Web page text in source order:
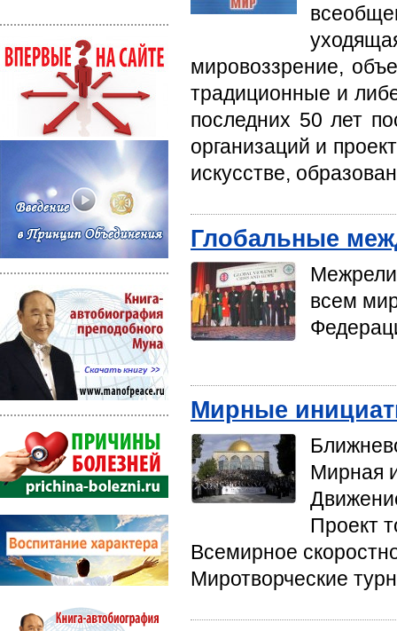
мировоззрение,
традиционные и
последних 50 лет
организаций и
искусстве,
Глобальные
всем
Мирные
Мирная
Проект
Всемирное
Миротворческие